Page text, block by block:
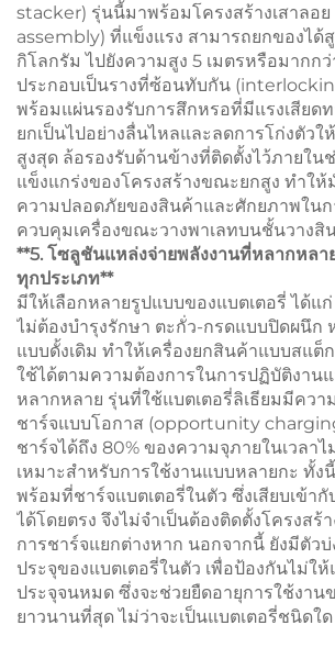
stacker) รุ่นนี้มาพร้อมโครงสร้างเสาลอ
assembly) ที่แข็งแรง สามารถยกของได้
กิโลกรัม ไปยังความสูง 5 เมตรหรือมากก
ประกอบเป็นรางที่ซ้อนทับกัน
พร้อมแผ่นรองรับการสึกหรอที่มีแรงเสียด
ยกเป็นไปอย่างลื่นไหลและลดการโก่งตัวใ
สูงสุด ล้อรองรับด้านข้างที่ติดตั้งไว้ภายใน
แข็งแกร่งของโครงสร้างขณะยกสูง ทำให้
ความปลอดภัยของสินค้าและศักยภาพใน
ควบคุมเครื่องขณะวางพาเลทบนชั้นวางสิ
**5. โซลูชันแหล่งจ่ายพลังงานที่หลากหลา
ทุกประเภท**
มีให้เลือกหลายรูปแบบของแบตเตอรี่ ได้แ
ไม่ต้องบำรุงรักษา ตะกั่ว-กรดแบบปิดผนึก
แบบดั้งเดิม ทำให้เครื่องยกสินค้าแบบสแต็
ใช้ได้ตามความต้องการในการปฏิบัติงาน
หลากหลาย รุ่นที่ใช้แบตเตอรี่ลิเธียมมีควา
ชาร์จแบบโอกาส (opportunity
ชาร์จได้ถึง 80% ของความจุภายในเวลา
เหมาะสำหรับการใช้งานแบบหลายกะ ทั้ง
พร้อมที่ชาร์จแบตเตอรี่ในตัว ซึ่งเสียบเข้า
ได้โดยตรง จึงไม่จำเป็นต้องติดตั้งโครงสร้
การชาร์จแยกต่างหาก นอกจากนี้ ยังมีตัว
ประจุของแบตเตอรี่ในตัว เพื่อป้องกันไม่ใ
ประจุจนหมด ซึ่งจะช่วยยืดอายุการใช้งาน
ยาวนานที่สุด ไม่ว่าจะเป็นแบตเตอรี่ชนิดใด